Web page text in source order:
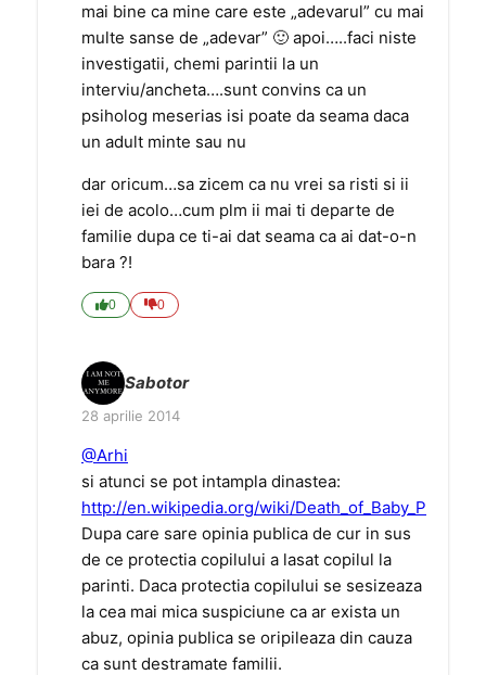
mai bine ca mine care este „adevarul” cu mai
multe sanse de „adevar” 🙂 apoi…..faci niste
investigatii, chemi parintii la un
interviu/ancheta….sunt convins ca un
psiholog meserias isi poate da seama daca
un adult minte sau nu
dar oricum…sa zicem ca nu vrei sa risti si ii
iei de acolo…cum plm ii mai ti departe de
familie dupa ce ti-ai dat seama ca ai dat-o-n
bara ?!
0 0
Sabotor
28 aprilie 2014
@Arhi
si atunci se pot intampla dinastea:
http://en.wikipedia.org/wiki/Death_of_Baby_P
Dupa care sare opinia publica de cur in sus
de ce protectia copilului a lasat copilul la
parinti. Daca protectia copilului se sesizeaza
la cea mai mica suspiciune ca ar exista un
abuz, opinia publica se oripileaza din cauza
ca sunt destramate familii.